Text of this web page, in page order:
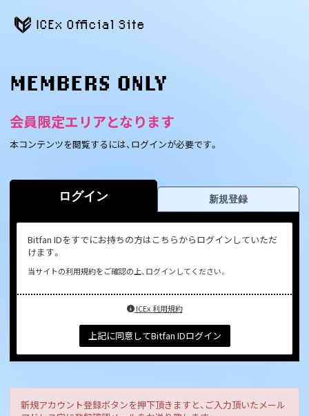
ICEx Official Site
MEMBERS ONLY
会員限定エリアとなります
本コンテンツを閲覧するには、ログインが必要です。
ログイン 新規登録
Bitfan IDをすでにお持ちの方はこちらからログインしていただ
けます。
当サイトの利用規約をご確認の上、ログインしてください。
ICEx 利用規約
上記に同意してBitfan IDログイン
新規アカウント登録ボタンを押下頂きますと、ご入力頂いたメール